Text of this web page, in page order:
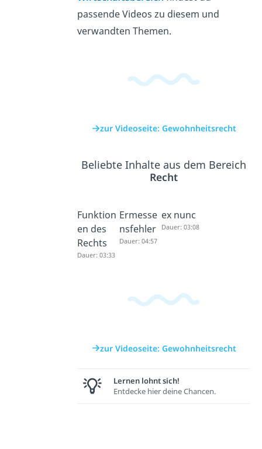
passende Videos zu diesem und
verwandten Themen.
zur Videoseite: Gewohnheitsrecht
Beliebte Inhalte aus dem Bereich
Recht
Funktion
en des
Rechts
Dauer: 03:33
Ermesse
nsfehler
Dauer: 04:57
ex nunc
Dauer: 03:08
zur Videoseite: Gewohnheitsrecht
Lernen lohnt sich!
Entdecke hier deine Chancen.